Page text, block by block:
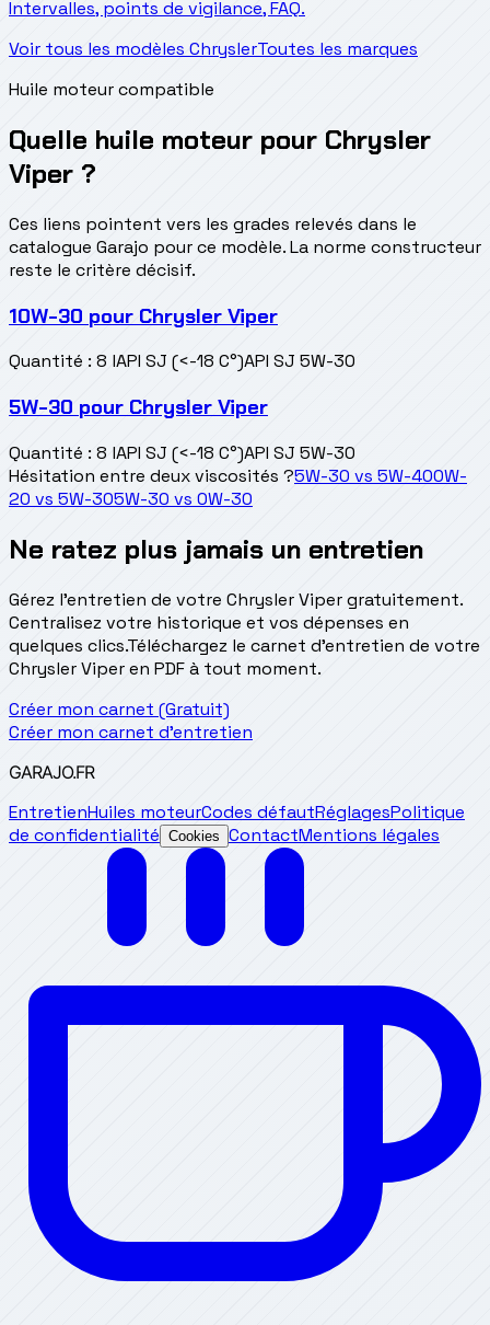
Intervalles, points de vigilance, FAQ.
Voir tous les modèles ChryslerToutes les marques
Huile moteur compatible
Quelle huile moteur pour Chrysler
Viper ?
Ces liens pointent vers les grades relevés dans le
catalogue Garajo pour ce modèle. La norme constructeur
reste le critère décisif.
10W-30 pour Chrysler Viper
Quantité : 8 lAPI SJ (<-18 C°)API SJ 5W-30
5W-30 pour Chrysler Viper
Quantité : 8 lAPI SJ (<-18 C°)API SJ 5W-30
Hésitation entre deux viscosités ?5W-30 vs 5W-400W-
20 vs 5W-305W-30 vs 0W-30
Ne ratez plus jamais un entretien
Gérez l'entretien de votre Chrysler Viper gratuitement.
Centralisez votre historique et vos dépenses en
quelques clics.Téléchargez le carnet d'entretien de votre
Chrysler Viper en PDF à tout moment.
Créer mon carnet (Gratuit)
Créer mon carnet d'entretien
GARAJO.FR
EntretienHuiles moteurCodes défautRéglagesPolitique
de confidentialité Cookies ContactMentions légales